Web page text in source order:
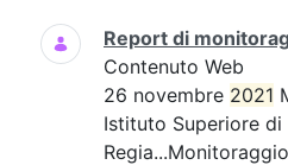
Report di
Contenuto Web
26 novembre 2021
Istituto Superiore di